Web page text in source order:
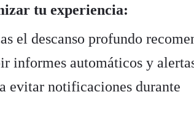
tu experiencia:
el descanso profundo
informes automáticos y
evitar notificaciones durante